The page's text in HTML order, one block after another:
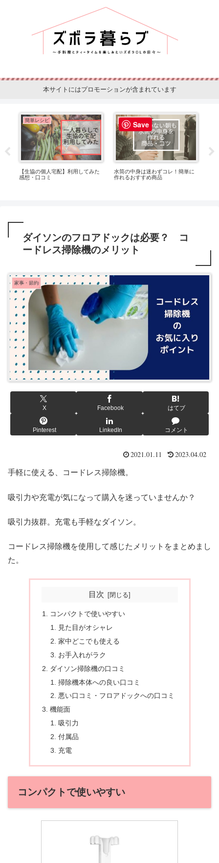
本サイトにはプロモーションが含まれています
簡単レシピ
【生協の個人宅配】利用してみた
感想・口コミ
ティータイム
水筒の中身は迷わずコレ！簡単に
作れるおすすめ商品
ダイソンのフロアドックは必要？ コ
ードレス掃除機のメリット
家事・節約
X Facebook はてブ
Pinterest LinkedIn コメント
2021.01.11 2023.04.02
手軽に使える、コードレス掃除機。
吸引力や充電が気になって購入を迷っていませんか？
吸引力抜群。充電も手軽なダイソン。
コードレス掃除機を使用して感じたメリットをまとめまし
た。
目次
コンパクトで使いやすい
見た目がオシャレ
家中どこでも使える
お手入れがラク
ダイソン掃除機の口コミ
掃除機本体への良い口コミ
悪い口コミ・フロアドックへの口コミ
機能面
吸引力
付属品
充電
コンパクトで使いやすい
Save